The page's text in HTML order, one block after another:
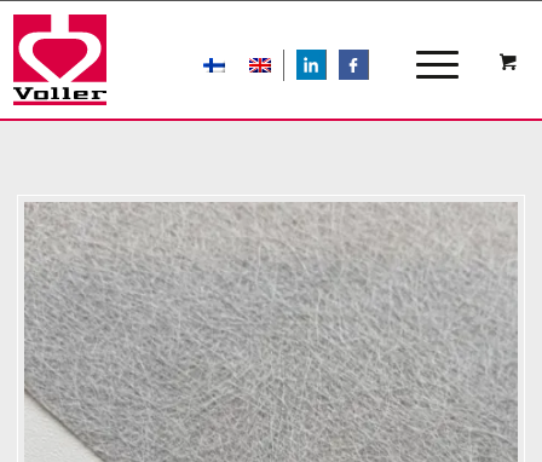
LIn